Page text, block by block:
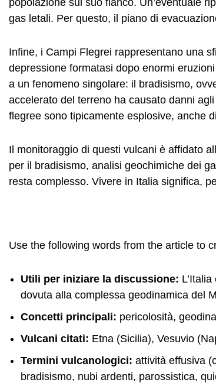
popolazione sul suo fianco. Un’eventuale
gas letali. Per questo, il piano di
Infine, i Campi Flegrei rappresentano una
depressione formatasi dopo enormi
a un fenomeno singolare: il bradisismo,
accelerato del terreno ha causato danni
flegree sono tipicamente esplosive, anche
Il monitoraggio di questi vulcani è affidato
per il bradisismo, analisi geochimiche dei
resta complesso. Vivere in Italia significa,
Use the following words from the article to
Utili per iniziare la discussione:
dovuta alla complessa geodinamica del
Concetti principali: pericolosità,
Vulcani citati: Etna (Sicilia), Vesuvio
Termini vulcanologici: attività effusiva
bradisismo, nubi ardenti, parossistica,